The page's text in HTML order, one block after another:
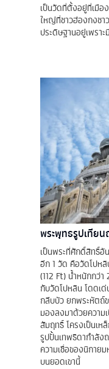
เป็นวัดที่ตั้งอยู่ที่เมือ
ใหญ่ที่ชาวฮ่องกงชา
ประดิษฐานอยู่เพรา
พระพุทธรูปเทียน
เป็นพระที่ศักดิ์สิทธิ์
อีก 1 วัด คือวัดโปห
(112 Ft) น้ำหนักกว่
กับวัดโปหลิน โดดเ
กลีบบัว ยกพระหัตถ์
มองลงมาด้วยความ
สัมฤทธิ์ โครงเป็นเ
รูปปั้นเทพธิดากำลัง
ความเชื่อของนิกาย
บนยอดเขานี้